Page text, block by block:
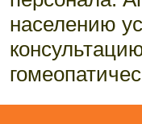
населению